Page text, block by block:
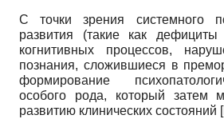
С точки зрения системного
развития (такие как
когнитивных процессов,
познания, сложившиеся в
формирование
особого рода, который затем
развитию клинических состояний [